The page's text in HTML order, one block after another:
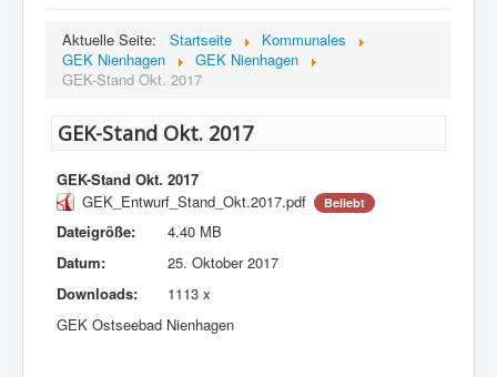
Aktuelle Seite: Startseite
Kommunales
GEK Nienhagen
GEK Nienhagen
GEK-Stand Okt. 2017
GEK-Stand Okt. 2017
GEK-Stand Okt. 2017
GEK_Entwurf_Stand_Okt.2017.pdf
Beliebt
Dateigröße:
4.40 MB
Datum:
25. Oktober 2017
Downloads:
1113 x
GEK Ostseebad Nienhagen